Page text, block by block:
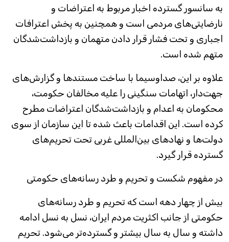
به سانسور گسترده اخبار مربوط به اعتراضات و
نارضایتی‌های مردمی است و همچنین به پخش اعترافات
اجباری و تحت فشار قرار دادن متهمان و بازداشت‌شدگان
متهم شده است.
علاوه بر این، صداوسیما با ساخت مستندها و گزارش‌های
جهت‌دار، اتهامات سنگینی را علیه مخالفان حکومت،
محکومان به اعدام و بازداشت‌شدگان اعتراضات مطرح
کرده است. این اقدامات باعث شده تا این سازمان از سوی
دولت‌ها و نهادهای بین‌المللی غربی تحت تحریم‌های
گسترده قرار گیرد.
در مفهوم شکست و تحریم و طرد رسانه‌های حکومتی
بیش از چهار دهه است که تحریم و طرد رسانه‌های
حکومتی از جانب اکثریت مردم ایران، نسل به نسل ادامه
داشته و سال به سال بیشتر و گسترده‌تر می‌شود. تحریم